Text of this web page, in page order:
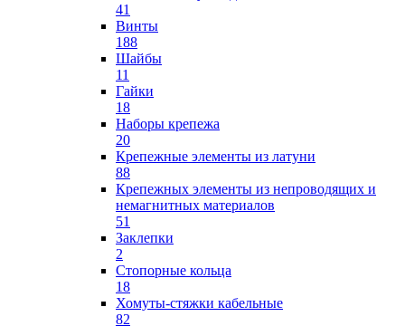
41
Винты
188
Шайбы
11
Гайки
18
Наборы крепежа
20
Крепежные элементы из латуни
88
Крепежных элементы из непроводящих и
немагнитных материалов
51
Заклепки
2
Стопорные кольца
18
Хомуты-стяжки кабельные
82